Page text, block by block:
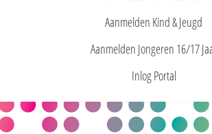
Aanmelden Kind & Jeugd
Aanmelden Jongeren 16/17
Inlog Portal